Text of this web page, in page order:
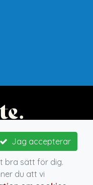
Jag accepterar
bra sätt för dig.
du att vi